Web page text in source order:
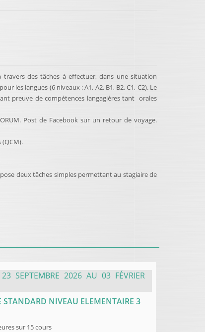
des tâches à effectuer, dans une situation
les langues (6 niveaux : A1, A2, B1, B2, C1, C2). Le
preuve de compétences langagières tant orales
Post de Facebook sur un retour de voyage.
deux tâches simples permettant au stagiaire de
23 SEPTEMBRE 2026 AU 03 FÉVRIER
STANDARD NIVEAU ELEMENTAIRE 3
sur 15 cours